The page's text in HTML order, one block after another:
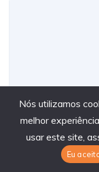
Nós utilizamos
melhor
usar este site,
Eu